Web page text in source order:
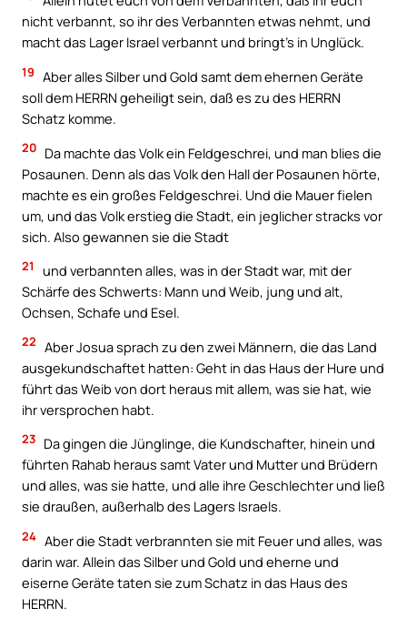
nicht verbannt, so ihr des Verbannten etwas nehmt, und
macht das Lager Israel verbannt und bringt’s in Unglück.
19 Aber alles Silber und Gold samt dem ehernen Geräte
soll dem HERRN geheiligt sein, daß es zu des HERRN
Schatz komme.
20 Da machte das Volk ein Feldgeschrei, und man blies die
Posaunen. Denn als das Volk den Hall der Posaunen hörte,
machte es ein großes Feldgeschrei. Und die Mauer fielen
um, und das Volk erstieg die Stadt, ein jeglicher stracks vor
sich. Also gewannen sie die Stadt
21
und verbannten alles, was in der Stadt war, mit der
Schärfe des Schwerts: Mann und Weib, jung und alt,
Ochsen, Schafe und Esel.
22 Aber Josua sprach zu den zwei Männern, die das Land
ausgekundschaftet hatten: Geht in das Haus der Hure und
führt das Weib von dort heraus mit allem, was sie hat, wie
ihr versprochen habt.
23 Da gingen die Jünglinge, die Kundschafter, hinein und
führten Rahab heraus samt Vater und Mutter und Brüdern
und alles, was sie hatte, und alle ihre Geschlechter und ließ
sie draußen, außerhalb des Lagers Israels.
24 Aber die Stadt verbrannten sie mit Feuer und alles, was
darin war. Allein das Silber und Gold und eherne und
eiserne Geräte taten sie zum Schatz in das Haus des
HERRN.